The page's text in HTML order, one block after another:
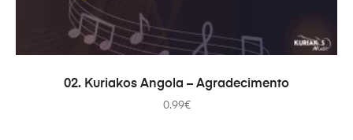
В КОРЗИНУ
02. Kuriakos Angola – Agradecimento
0.99€